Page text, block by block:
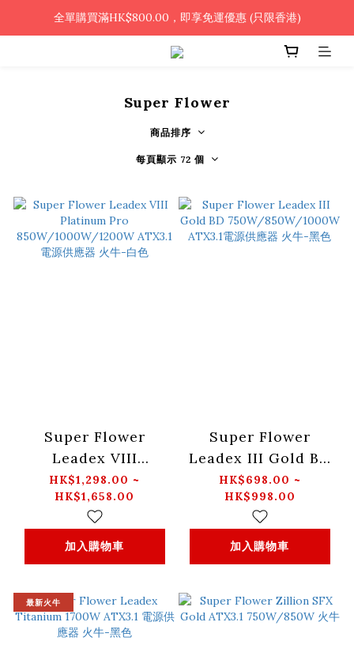
🎉凡使用銀行轉帳 / 轉數快付款，即可享2%優惠🎉
全單購買滿HK$800.00，即享免運優惠 (只限香港)
🎉凡使用銀行轉帳 / 轉數快付款，即可享2%優惠🎉
Super Flower
商品排序
每頁顯示 72 個
Super Flower
Leadex VIII
Platinum Pro
850W/1000W/1200W
ATX3.1 電源供應器 火
牛-白色
HK$1,298.00 ~
HK$1,658.00
加入購物車
Super Flower
Leadex III Gold BD
750W/850W/1000W
ATX3.1電源供應器 火
牛-黑色
HK$698.00 ~
HK$998.00
加入購物車
最新火牛